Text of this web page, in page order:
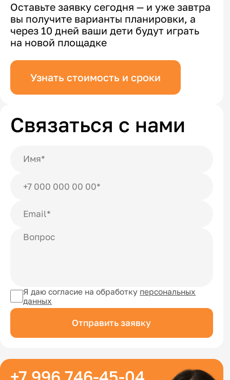
Оставьте заявку сегодня — и уже завтра
вы получите варианты планировки, а
через 10 дней ваши дети будут играть
на новой площадке
Узнать стоимость и сроки
Связаться с нами
Я даю согласие на обработку персональных
данных
Отправить заявку